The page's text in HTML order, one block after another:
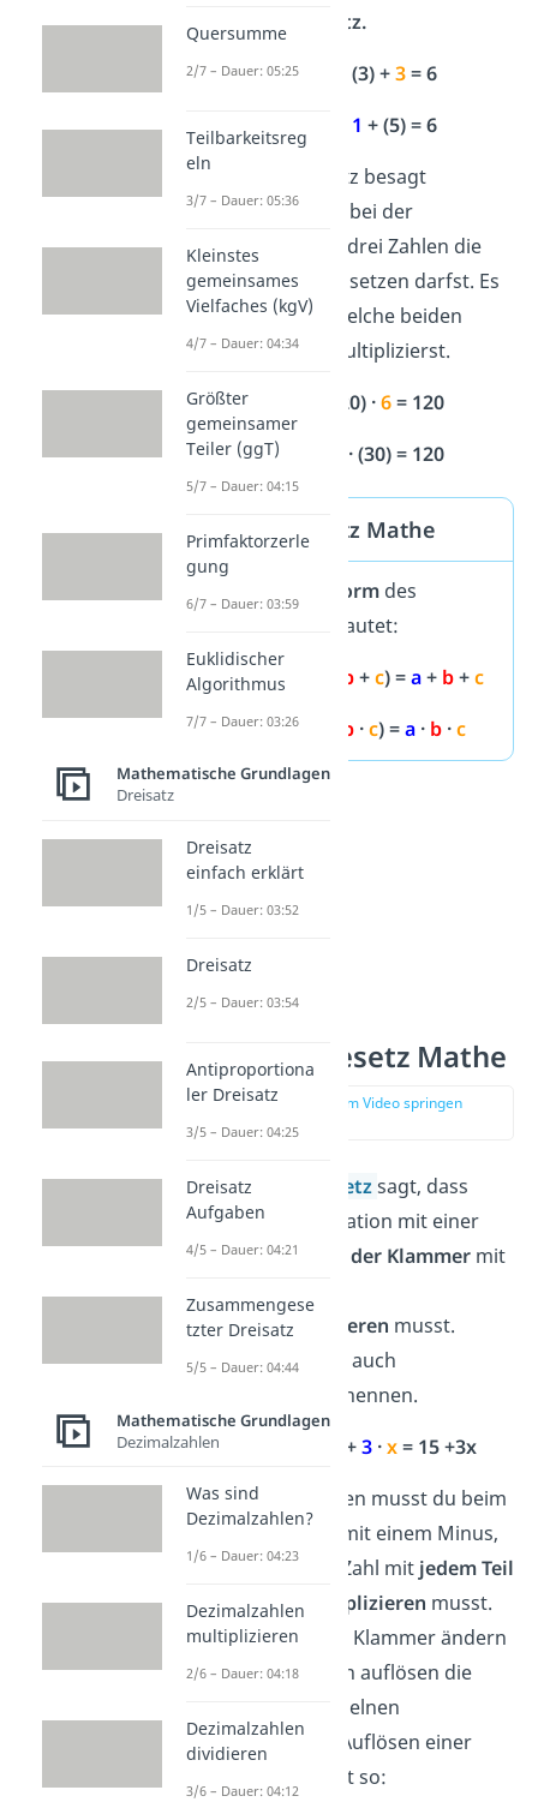
Verknüpfungsgesetz.
(1+2) + = (3) +3= 6
1 + ( 1 + (5) = 6
Das Assoziativgesetz besagt
außerdem, dass du bei der
Multiplikation
von drei Zahlen die
Klammernbeliebig
setzen darfst. Es
spielt keine Rolle, welche beiden
Zahlen du zuerst multiplizierst.
(4 = (20) ·6= 120
4· (5 · (30) = 120
Assoziativgesetz Mathe
allgemeine Formdes
Rechengesetzes lautet:
(a+b) +c= b+c) =a+ b+c
(a·b) ·c= b·c) =a· b·c
Distributivgesetz Mathe
zur Stelle im Video springen
DasDistributivgesetzsagt, dass
dubei der Multiplikation mit einer
Klammerjeden Teil der Klammermit
Klammermultiplizieren musst.
Daher kannst du es auch
nennen.
3
+3 ·x= 15 +3x
Besonders aufpassen musst du beim
Klammer auflösen mit einem Minus,
da du die negative Zahl mit jedemTeil
der Klammer multiplizieren musst.
Durch das–vor der Klammer ändern
sich beim Klammern auflösen die
Vorzeichen der einzelnen
Klammerteile. Das Auflösen einer
Minusklammer geht so:
Quersumme
2/7 – Dauer: 05:25
Teilbarkeitsreg
eln
3/7 – Dauer: 05:36
Kleinstes
gemeinsames
Vielfaches (kgV)
4/7 – Dauer: 04:34
Größter
gemeinsamer
Teiler (ggT)
5/7 – Dauer: 04:15
Primfaktorzerle
gung
6/7 – Dauer: 03:59
Euklidischer
Algorithmus
7/7 – Dauer: 03:26
Mathematische Grundlagen
Dreisatz
Dreisatz
einfach erklärt
1/5 – Dauer: 03:52
Dreisatz
2/5 – Dauer: 03:54
Antiproportiona
ler Dreisatz
3/5 – Dauer: 04:25
Dreisatz
Aufgaben
4/5 – Dauer: 04:21
Zusammengese
tzter Dreisatz
5/5 – Dauer: 04:44
Mathematische Grundlagen
Dezimalzahlen
Was sind
Dezimalzahlen?
1/6 – Dauer: 04:23
Dezimalzahlen
multiplizieren
2/6 – Dauer: 04:18
Dezimalzahlen
dividieren
3/6 – Dauer: 04:12